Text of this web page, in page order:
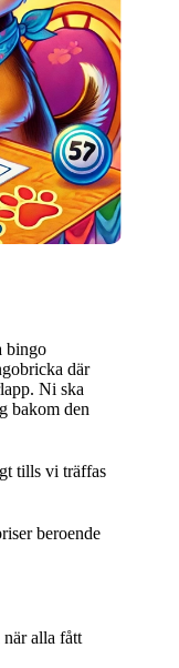
bingo
där
Ni ska
bakom den
tills vi träffas
beroende
alla fått